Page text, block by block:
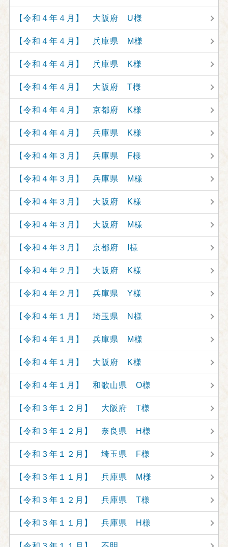
【令和４年４月】 大阪府 U様
【令和４年４月】 兵庫県 M様
【令和４年４月】 兵庫県 K様
【令和４年４月】 大阪府 T様
【令和４年４月】 京都府 K様
【令和４年４月】 兵庫県 K様
【令和４年３月】 兵庫県 F様
【令和４年３月】 兵庫県 M様
【令和４年３月】 大阪府 K様
【令和４年３月】 大阪府 M様
【令和４年３月】 京都府 I様
【令和４年２月】 大阪府 K様
【令和４年２月】 兵庫県 Y様
【令和４年１月】 埼玉県 N様
【令和４年１月】 兵庫県 M様
【令和４年１月】 大阪府 K様
【令和４年１月】 和歌山県 O様
【令和３年１２月】 大阪府 T様
【令和３年１２月】 奈良県 H様
【令和３年１２月】 埼玉県 F様
【令和３年１１月】 兵庫県 M様
【令和３年１２月】 兵庫県 T様
【令和３年１１月】 兵庫県 H様